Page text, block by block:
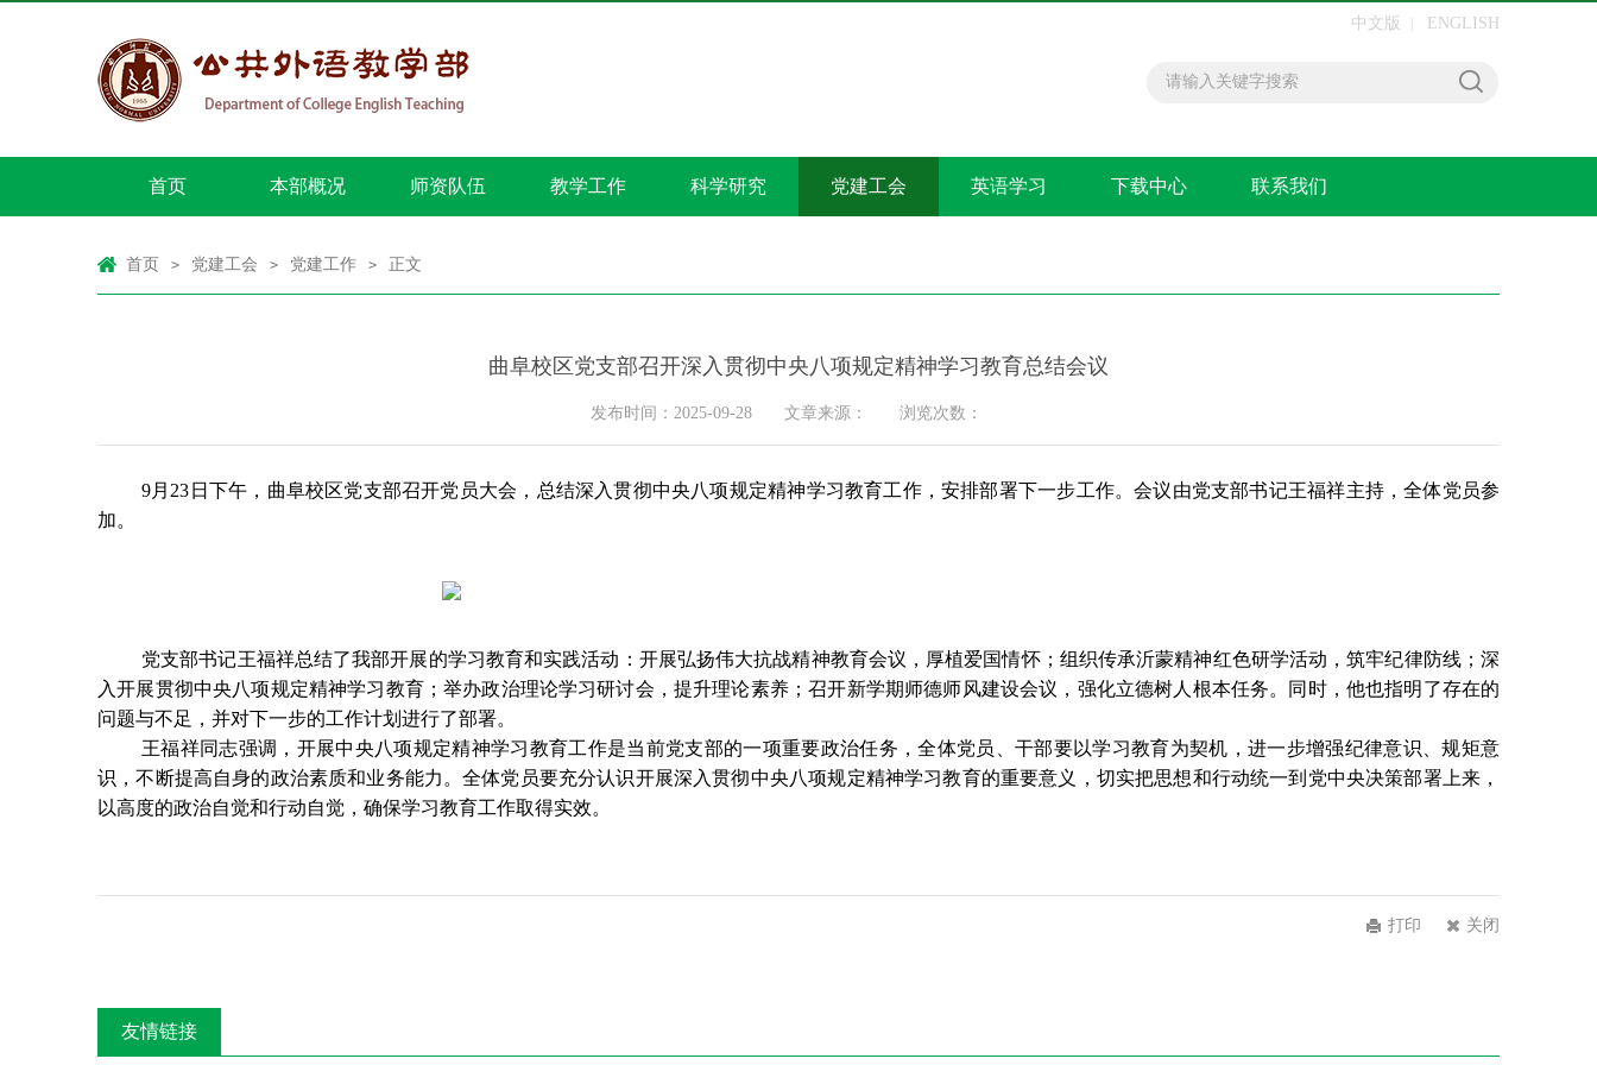
中文版 ENGLISH
首页 本部概况 师资队伍 教学工作 科学研究 党建工会 英语学习 下载中心 联系我们
首页 > 党建工会 > 党建工作 > 正文
曲阜校区党支部召开深入贯彻中央八项规定精神学习教育总结会议
发布时间：2025-09-28 文章来源： 浏览次数：
9月23日下午，曲阜校区党支部召开党员大会，总结深入贯彻中央八项规定精神学习教育工作，安排部署下一步工作。会议由党支部书记王福祥主持，全体党员参
加。
党支部书记王福祥总结了我部开展的学习教育和实践活动：开展弘扬伟大抗战精神教育会议，厚植爱国情怀；组织传承沂蒙精神红色研学活动，筑牢纪律防线；深
入开展贯彻中央八项规定精神学习教育；举办政治理论学习研讨会，提升理论素养；召开新学期师德师风建设会议，强化立德树人根本任务。同时，他也指明了存在的
问题与不足，并对下一步的工作计划进行了部署。
王福祥同志强调，开展中央八项规定精神学习教育工作是当前党支部的一项重要政治任务，全体党员、干部要以学习教育为契机，进一步增强纪律意识、规矩意
识，不断提高自身的政治素质和业务能力。全体党员要充分认识开展深入贯彻中央八项规定精神学习教育的重要意义，切实把思想和行动统一到党中央决策部署上来，
以高度的政治自觉和行动自觉，确保学习教育工作取得实效。
关闭
打印
友情链接